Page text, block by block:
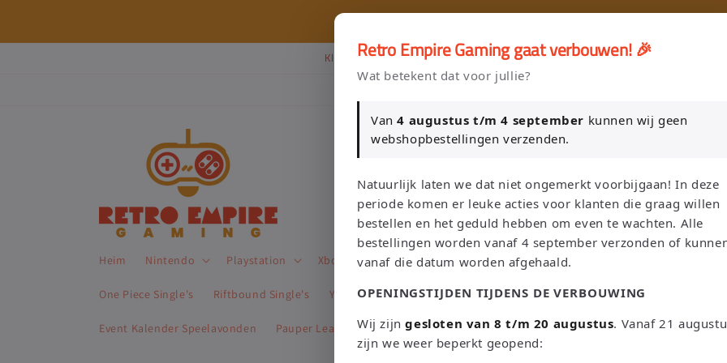
Klik Hier en Verkoop je Game of TCG collectie aan Retro Empire →
Heim Nintendo Playstation Xbox Sega Atari Trading Card Games
One Piece Single's Riftbound Single's Yu-Gi-Oh! Single's Funko Pop! Bordspellen Sale!
Event Kalender Speelavonden Pauper League Leaderboard
L
a
n
d
R
e
g
Niederlande | EUR €
S
p
r
a
h
e
Deutsch Suchen
Retro Empire Gaming gaat verbouwen! 🎉
Wat betekent dat voor jullie?
Van4 augustus t/m 4 september kunnen wij geen
webshopbestellingen verzenden.
Natuurlijk laten we dat niet ongemerkt voorbijgaan! In deze
periode komen er leuke acties voor klanten die graag willen
bestellen en het geduld hebben om even te wachten. Alle
bestellingen worden vanaf 4 september verzonden of
vanaf die datum worden afgehaald.
OPENINGSTIJDEN TIJDENS DE VERBOUWING
Wij zijngesloten van 8 t/m 20 augustus. Vanaf 21
zijn we weer beperkt geopend: